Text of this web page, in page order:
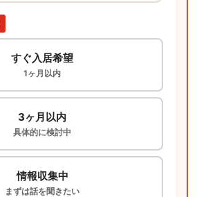
すぐ入居希望
1ヶ月以内
3ヶ月以内
具体的に検討中
情報収集中
まずは話を聞きたい